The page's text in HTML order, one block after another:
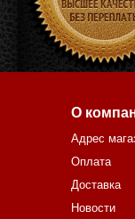
О
Адрес
Оплата
Доставка
Новости